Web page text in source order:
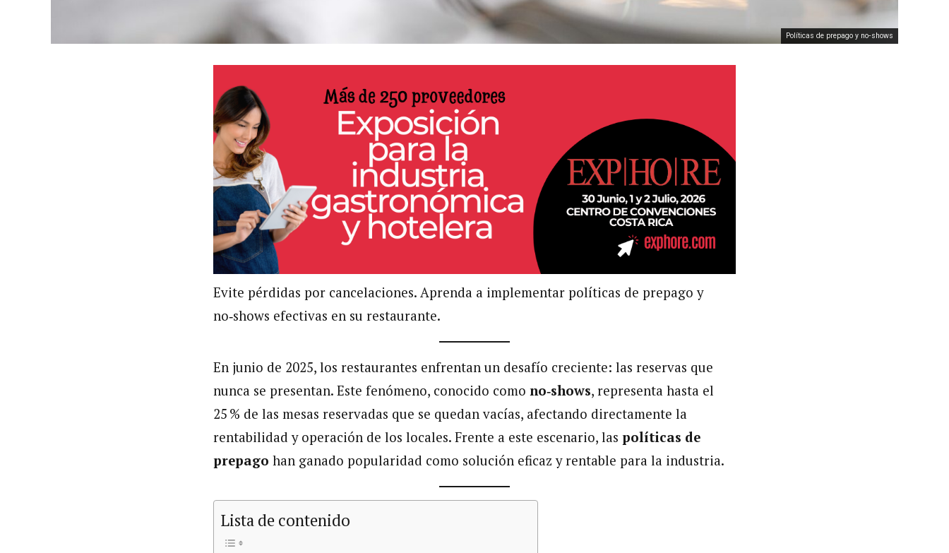
Políticas de prepago y no‑shows
Evite pérdidas por cancelaciones. Aprenda a implementar políticas de prepago y
no‑shows efectivas en su restaurante.
En junio de 2025, los restaurantes enfrentan un desafío creciente: las reservas que
nunca se presentan. Este fenómeno, conocido como no‑shows, representa hasta el
25 % de las mesas reservadas que se quedan vacías, afectando directamente la
rentabilidad y operación de los locales. Frente a este escenario, las políticas de
prepago han ganado popularidad como solución eficaz y rentable para la industria.
Lista de contenido